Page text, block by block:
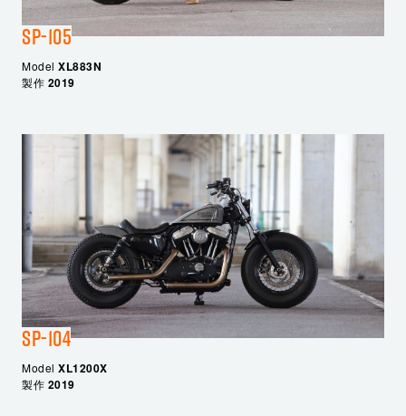
SP-105
Model XL883N
製作 2019
SP-104
Model XL1200X
製作 2019